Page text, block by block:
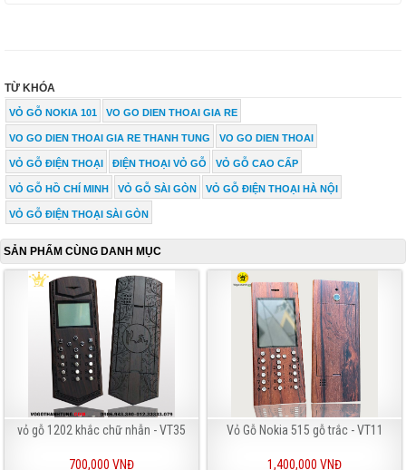
TỪ KHÓA
VỎ GỖ NOKIA 101 VO GO DIEN THOAI GIA RE
VO GO DIEN THOAI GIA RE THANH TUNG VO GO DIEN THOAI
VỎ GỖ ĐIỆN THOẠI ĐIỆN THOẠI VỎ GỖ VỎ GỖ CAO CẤP
VỎ GỖ HỒ CHÍ MINH VỎ GỖ SÀI GÒN VỎ GỖ ĐIỆN THOẠI HÀ NỘI
VỎ GỖ ĐIỆN THOẠI SÀI GÒN
SẢN PHẨM CÙNG DANH MỤC
vỏ gỗ 1202 khắc chữ nhẫn - VT35
700,000 VNĐ
Vỏ Gỗ Nokia 515 gỗ trắc - VT11
1,400,000 VNĐ